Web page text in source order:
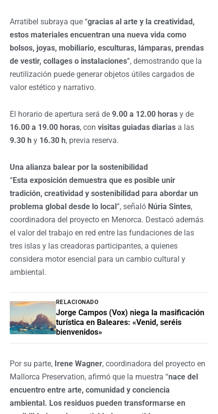
Arratibel subraya que “gracias al arte y la creatividad,
estos materiales encuentran una nueva vida como
bolsos, joyas, mobiliario, esculturas, lámparas, prendas
de vestir, collages o instalaciones”, demostrando que la
reutilización puede generar objetos útiles cargados de
valor estético y narrativo.
El horario de apertura será de 9.00 a 12.00 horas y de
16.00 a 19.00 horas, con visitas guiadas diarias a las
9.30 h y 16.30 h, previa reserva.
Una alianza balear por la sostenibilidad
“Esta exposición demuestra que es posible unir
tradición, creatividad y sostenibilidad para abordar un
problema global desde lo local”, señaló Núria Sintes,
coordinadora del proyecto en Menorca. Destacó además
el valor del trabajo en red entre las fundaciones de las
tres islas y las creadoras participantes, a quienes
considera motor esencial para un cambio cultural y
ambiental.
RELACIONADO
Jorge Campos (Vox) niega la masificación
turística en Baleares: «Venid, seréis
bienvenidos»
Por su parte, Irene Wagner, coordinadora del proyecto en
Mallorca Preservation, afirmó que la muestra “nace del
encuentro entre arte, comunidad y conciencia
ambiental. Los residuos pueden transformarse en